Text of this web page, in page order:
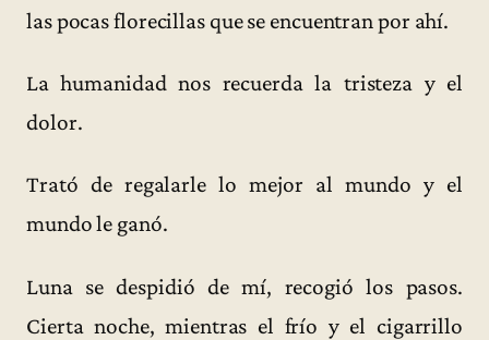
las pocas florecillas que se encuentran por ahí.
La humanidad nos recuerda la tristeza y el
dolor.
Trató de regalarle lo mejor al mundo y el
mundo le ganó.
Luna se despidió de mí, recogió los pasos.
Cierta noche, mientras el frío y el cigarrillo